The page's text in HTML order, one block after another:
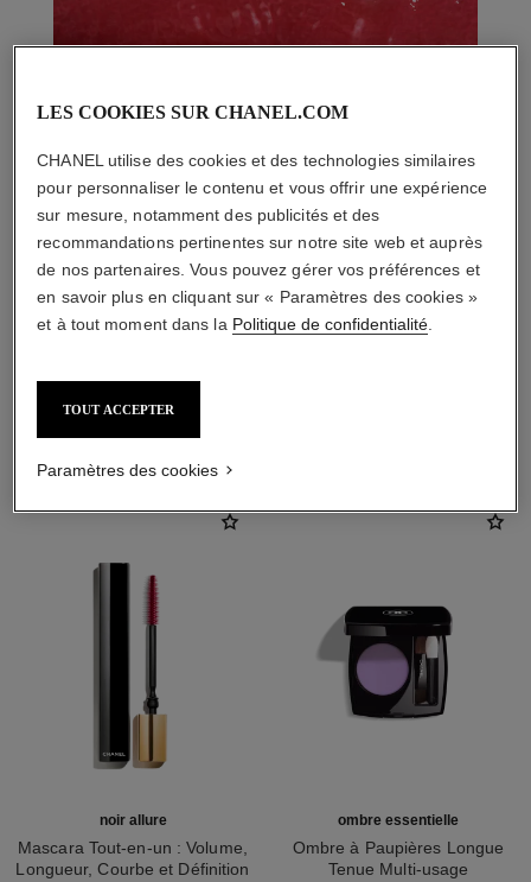
L'ACCORD PARFAIT
noir allure
Mascara Tout-en-un : Volume,
Longueur, Courbe et Définition
ombre essentielle
Ombre à Paupières Longue
Tenue Multi-usage
LES COOKIES SUR CHANEL.COM
CHANEL utilise des cookies et des technologies similaires
pour personnaliser le contenu et vous offrir une expérience
sur mesure, notamment des publicités et des
recommandations pertinentes sur notre site web et auprès
de nos partenaires. Vous pouvez gérer vos préférences et
en savoir plus en cliquant sur « Paramètres des cookies »
et à tout moment dans la Politique de confidentialité.
TOUT ACCEPTER
Paramètres des cookies